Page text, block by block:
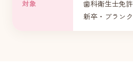
対象
歯科衛生士免
新卒・ブラン